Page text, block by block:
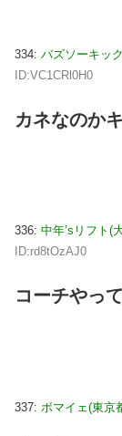
334: バズソーキッ
ID:VC1CRl0H0
カネなのか
336: 中年’sリフト(
ID:rd8tOzAJ0
コーチやっ
337: ボマイェ(東京